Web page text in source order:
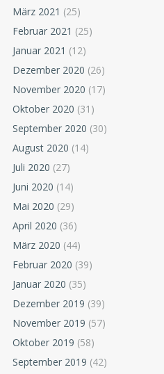
März 2021 (25)
Februar 2021 (25)
Januar 2021 (12)
Dezember 2020 (26)
November 2020 (17)
Oktober 2020 (31)
September 2020 (30)
August 2020 (14)
Juli 2020 (27)
Juni 2020 (14)
Mai 2020 (29)
April 2020 (36)
März 2020 (44)
Februar 2020 (39)
Januar 2020 (35)
Dezember 2019 (39)
November 2019 (57)
Oktober 2019 (58)
September 2019 (42)